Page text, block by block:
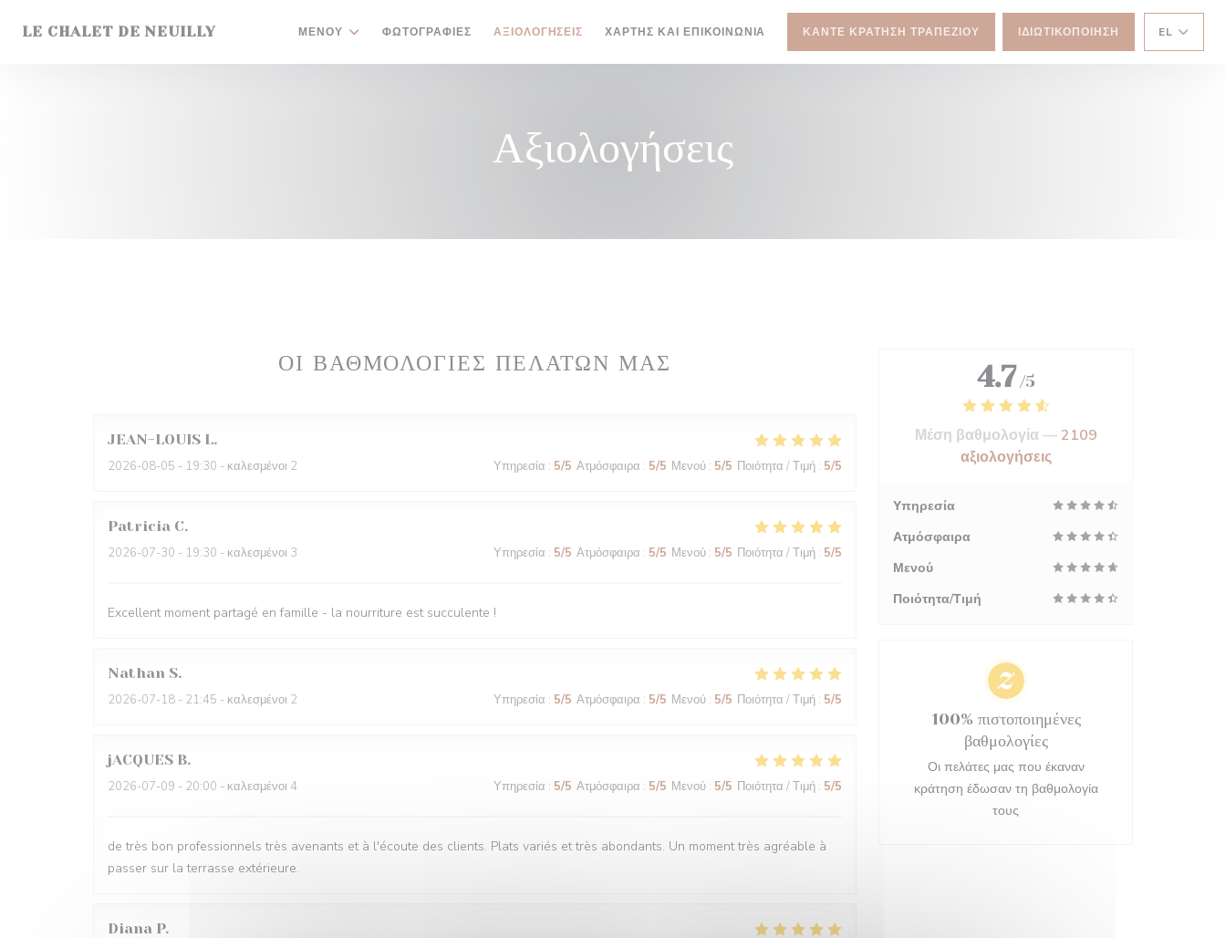
LE CHALET DE NEUILLY ΜΕΝΟΎ ΦΩΤΟΓΡΑΦΊΕΣ ΑΞΙΟΛΟΓΉΣΕΙΣ ΧΆΡΤΗΣ ΚΑΙ ΕΠΙΚΟΙΝΩΝΊΑ ΚΆΝΤΕ ΚΡΆΤΗΣΗ ΤΡΑΠΕΖΙΟΎ ΙΔΙΩΤΙΚΟΠΟΊΗΣΗ EL
Αξιολογήσεις
ΟΙ ΒΑΘΜΟΛΟΓΊΕΣ ΠΕΛΑΤΏΝ ΜΑΣ
JEAN-LOUIS L
2026-08-05 - 19:30 - καλεσμένοι 2 Υπηρεσία : 5/5 Ατμόσφαιρα : 5/5 Μενού : 5/5 Ποιότητα / Τιμή : 5/5
Patricia C
2026-07-30 - 19:30 - καλεσμένοι 3 Υπηρεσία : 5/5 Ατμόσφαιρα : 5/5 Μενού : 5/5 Ποιότητα / Τιμή : 5/5
Excellent moment partagé en famille - la nourriture est succulente !
Nathan S
2026-07-18 - 21:45 - καλεσμένοι 2 Υπηρεσία : 5/5 Ατμόσφαιρα : 5/5 Μενού : 5/5 Ποιότητα / Τιμή : 5/5
jACQUES B
2026-07-09 - 20:00 - καλεσμένοι 4 Υπηρεσία : 5/5 Ατμόσφαιρα : 5/5 Μενού : 5/5 Ποιότητα / Τιμή : 5/5
de très bon professionnels très avenants et à l'écoute des clients. Plats variés et très abondants. Un moment très agréable à
passer sur la terrasse extérieure.
Diana P
4.7 /5
Μέση βαθμολογία —2109
αξιολογήσεις
Υπηρεσία
Ατμόσφαιρα
Μενού
Ποιότητα/Τιμή
100% πιστοποιημένες
βαθμολογίες
Οι πελάτες μας που έκαναν
κράτηση έδωσαν τη βαθμολογία
τους